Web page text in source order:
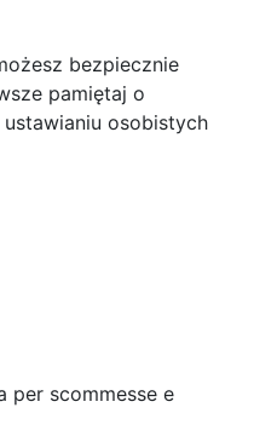
bezpiecznie
pamiętaj o
osobistych
per scommesse e